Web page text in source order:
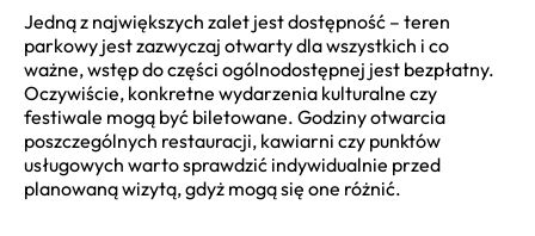
Jedną z największych zalet jest dostępność – teren
parkowy jest zazwyczaj otwarty dla wszystkich i co
ważne, wstęp do części ogólnodostępnej jest bezpłatny.
Oczywiście, konkretne wydarzenia kulturalne czy
festiwale mogą być biletowane. Godziny otwarcia
poszczególnych restauracji, kawiarni czy punktów
usługowych warto sprawdzić indywidualnie przed
planowaną wizytą, gdyż mogą się one różnić.